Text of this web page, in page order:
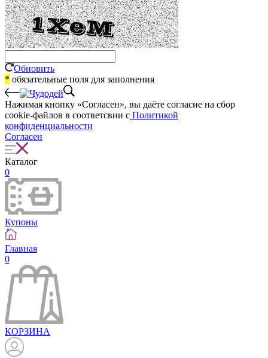
Обновить
* обязательные поля для заполнения
Нажимая кнопку «Согласен», вы даёте cогласие на сбор
cookie-файлов в соответсвии с Политикой
конфиденциальности
Согласен
Каталог
0
Купоны
Главная
0
КОРЗИНА